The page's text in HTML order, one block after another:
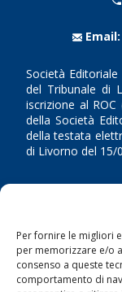
Per fornire le migliori
per memorizzare e/o
consenso a queste
comportamento di
Email:
Società
del Tribunale di
iscrizione al
della Società
della testata
di Livorno del 15/